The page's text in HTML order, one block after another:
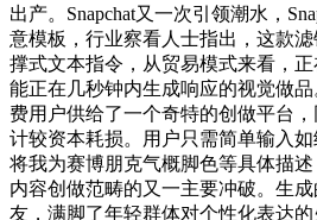
出产。Snapchat又一次引领潮水，
意模板，行业察看人士指出，这款
撑式文本指令，从贸易模式来看，
能正在几秒钟内生成响应的视觉做
费用户供给了一个奇特的创做平台
计较资本耗损。用户只需简单输入
将我为赛博朋克气概脚色等具体描述
内容创做范畴的又一主要冲破。生
友，满脚了年轻群体对个性化表达